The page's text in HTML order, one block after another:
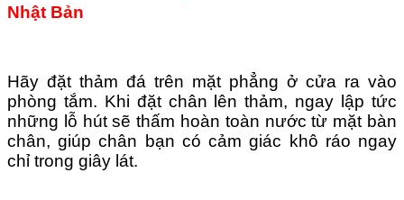
Nhật Bản
Hãy đặt thảm đá trên mặt phẳng ở cửa ra vào
phòng tắm. Khi đặt chân lên thảm, ngay lập tức
những lỗ hút sẽ thấm hoàn toàn nước từ mặt bàn
chân, giúp chân bạn có cảm giác khô ráo ngay
chỉ trong giây lát.